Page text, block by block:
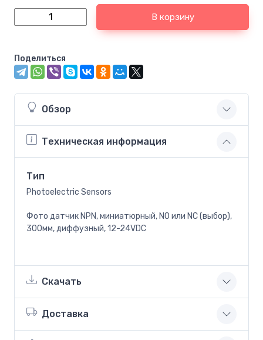
В корзину
Поделиться
Обзор
Техническая информация
Тип
Photoelectric Sensors
Фото датчик NPN, миниатюрный, NO или NC (выбор),
300мм, диффузный, 12-24VDC
Скачать
Доставка